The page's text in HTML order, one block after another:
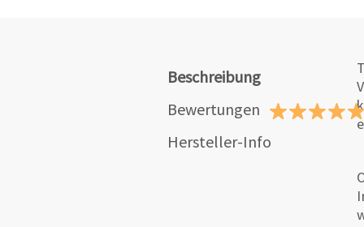
Beschreibung
Bewertungen
Hersteller-Info